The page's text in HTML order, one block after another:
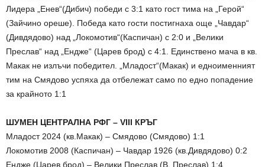
Лидера „Енев“(Дибич) победи с 3:1 като гост тима на „Герой“
(Зайчино ореше). Победа като гости постигнаха още „Чавдар“
(Дивдядово) над „Локомотив“(Каспичан) с 2:0 и „Велики
Преслав“ над „Ендже“ (Царев брод) с 4:1. Единствено мача в кв.
Макак не излъчи победител. „Младост“(Макак) и едноименният
тим на Смядово успяха да отбележат само по едно попадение
за крайното 1:1
ШУМЕН ЦЕНТРАЛНА РФГ – VIII КРЪГ
Младост 2024 (кв.Макак) – Смядово (Смядово) 1:1
Локомотив 2008 (Каспичан) – Чавдар 1926 (кв.Дивдядово) 0:2
Ендже (Царев брод) – Велики Преслав (В. Преслав) 1:4